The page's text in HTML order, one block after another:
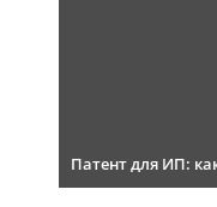
Патент для ИП: